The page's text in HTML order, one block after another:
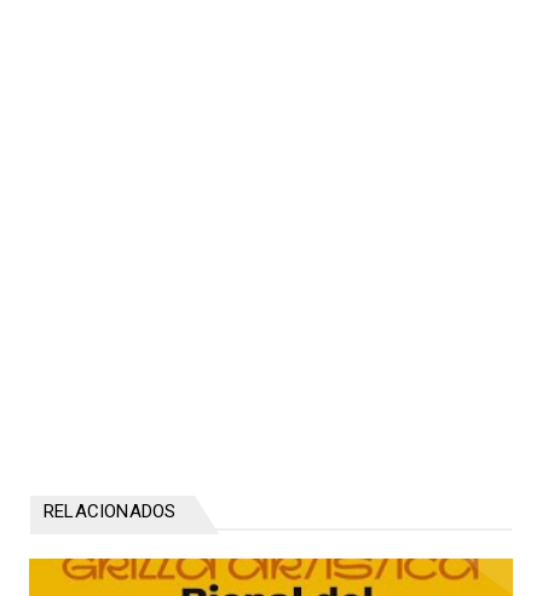
RELACIONADOS